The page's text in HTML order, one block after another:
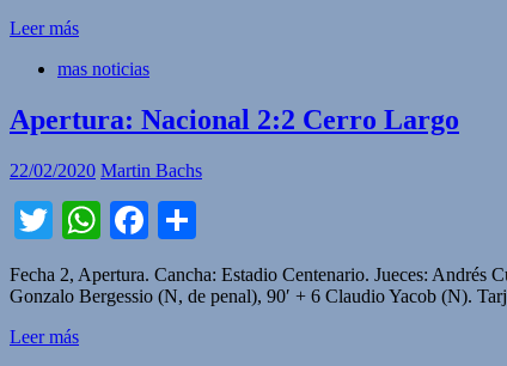
Leer más
mas noticias
Apertura: Nacional 2:2 Cerro Largo
22/02/2020 Martin Bachs
TwitterWhatsApp
Facebook
Fecha 2, Apertura. Cancha: Estadio Centenario. Jueces: Andrés
Gonzalo Bergessio (N, de penal), 90′ + 6 Claudio Yacob (N).
Leer más